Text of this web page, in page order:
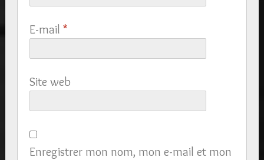
E-mail *
Site web
Enregistrer mon nom, mon e-mail et mon